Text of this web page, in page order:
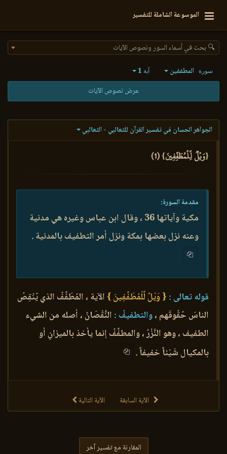
الموسوعة الشاملة للتفسير
🔍 بحث في أسماء السور ونصوص الآيات
سورة المطففين آية 1
عرض نصوص الآيات
الجواهر الحسان في تفسير القرآن للثعالبي - الثعالبي
{وَيۡلٞ لِّلۡمُطَفِّفِينَ} (1)
مقدمة السورة:
مكية وآياتها 36 ، وقال ابن عباس وغيره هي مدنية
وعنه نزل بعضها بمكة ونزل أمر التطفيف بالمدنية .
قوله تعالى : { وَيْلٌ لِّلْمُطَفِّفِينَ } الآية ، المُطَفِّفُ الذي يُنْقِصُ
الناسَ حُقُوقَهم ،والتطفيفُ : النُّقْصَانُ ، أصله من الشيء
الطفيف ، وهو النَّزْرُ ، والمطفِّفُ إنما يأخذ بالميزانِ أو
بالمكيال شَيْئاً خفيفاً .
الآية السابقة الآية التالية
المقارنة مع تفسير آخر